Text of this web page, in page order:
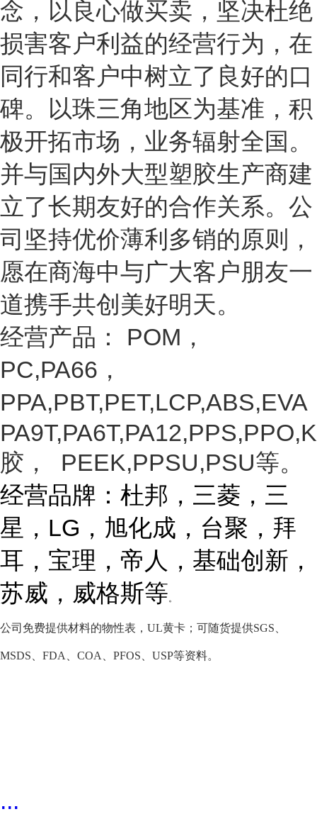
念，以良心做买卖，坚决杜绝
损害客户利益的经营行为，在
同行和客户中树立了良好的口
碑。以珠三角地区为基准，积
极开拓市场，业务辐射全国。
并与国内外大型塑胶生产商建
立了长期友好的合作关系。公
司坚持优价薄利多销的原则，
愿在商海中与广大客户朋友一
道携手共创美好明天。
经营产品： POM ，
PC,PA66，
PPA,PBT,PET,LCP,ABS,EVA
PA9T,PA6T,PA12,PPS,PPO,K
胶， PEEK,PPSU,PSU等。
经营品牌：杜邦，三菱，三
星， LG ，旭化成，台聚，拜
耳，宝理，帝人，基础创新，
苏威，威格斯等。
公司免费提供材料的物性表，UL黄卡；可随货提供SGS、
MSDS、FDA、COA、PFOS、USP等资料。
...